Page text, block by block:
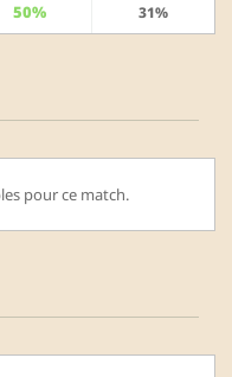
50% 31%
pour ce match.